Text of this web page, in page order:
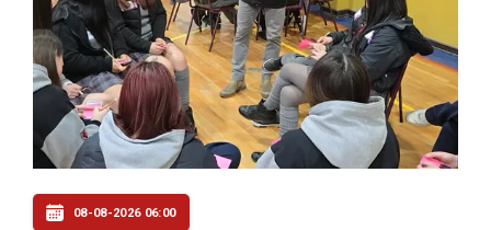
08-08-2026 06:00